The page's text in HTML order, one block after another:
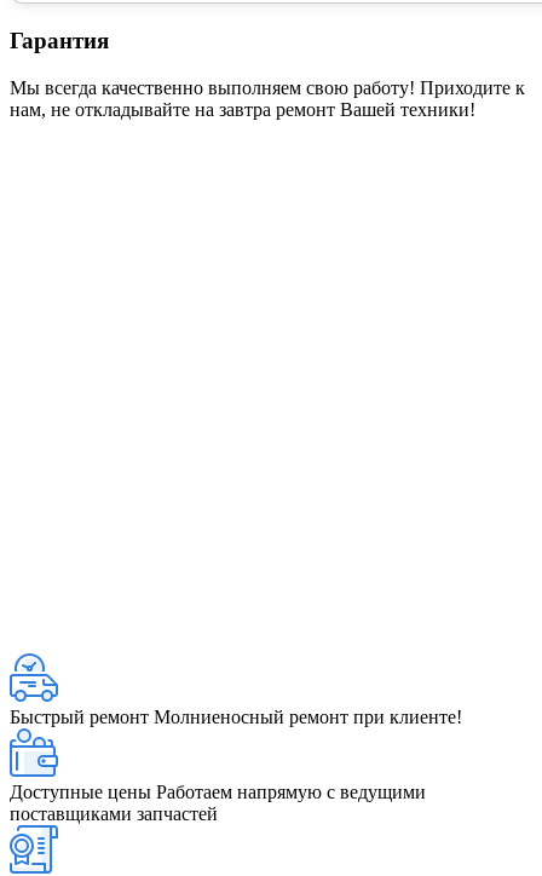
Гарантия
Мы всегда качественно выполняем свою работу! Приходите к
нам, не откладывайте на завтра ремонт Вашей техники!
Быстрый ремонт Молниеносный ремонт при клиенте!
Доступные цены Работаем напрямую с ведущими
поставщиками запчастей